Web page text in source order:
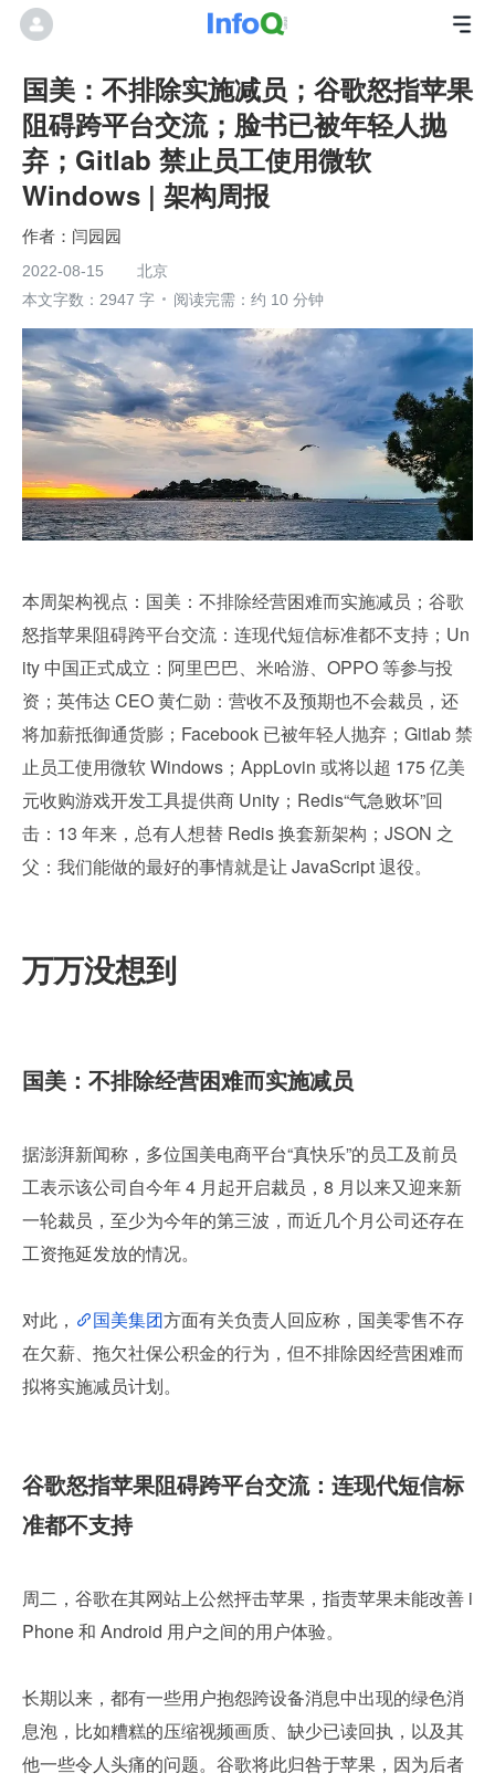
国美：不排除实施减员；谷歌怒指苹果
阻碍跨平台交流；脸书已被年轻人抛
弃；Gitlab 禁止员工使用微软
Windows | 架构周报
闫园园
2022-08-15
北京
本文字数：2947 字
阅读完需：约 10 分钟
本周架构视点：国美：不排除经营困难而实施减员；谷歌
怒指苹果阻碍跨平台交流：连现代短信标准都不支持；Un
ity 中国正式成立：阿里巴巴、米哈游、OPPO 等参与投
资；英伟达 CEO 黄仁勋：营收不及预期也不会裁员，还
将加薪抵御通货膨；Facebook 已被年轻人抛弃；Gitlab 禁
止员工使用微软 Windows；AppLovin 或将以超 175 亿美
元收购游戏开发工具提供商 Unity；Redis“气急败坏”回
击：13 年来，总有人想替 Redis 换套新架构；JSON 之
父：我们能做的最好的事情就是让 JavaScript 退役。
万万没想到
国美：不排除经营困难而实施减员
据澎湃新闻称，多位国美电商平台“真快乐”的员工及前员
工表示该公司自今年 4 月起开启裁员，8 月以来又迎来新
一轮裁员，至少为今年的第三波，而近几个月公司还存在
工资拖延发放的情况。
对此， 国美集团方面有关负责人回应称，国美零售不存
在欠薪、拖欠社保公积金的行为，但不排除因经营困难而
拟将实施减员计划。
谷歌怒指苹果阻碍跨平台交流：连现代短信标
准都不支持
周二，谷歌在其网站上公然抨击苹果，指责苹果未能改善 i
Phone 和 Android 用户之间的用户体验。
长期以来，都有一些用户抱怨跨设备消息中出现的绿色消
息泡，比如糟糕的压缩视频画质、缺少已读回执，以及其
他一些令人头痛的问题。谷歌将此归咎于苹果，因为后者